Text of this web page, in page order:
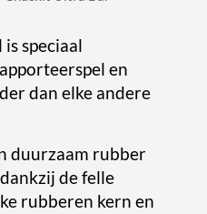
speciaal
en
dan elke andere
duurzaam rubber
de felle
rubberen kern en